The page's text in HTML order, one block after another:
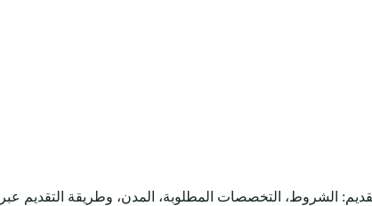
الشروط، التخصصات المطلوبة، المدن، وطريقة التقديم